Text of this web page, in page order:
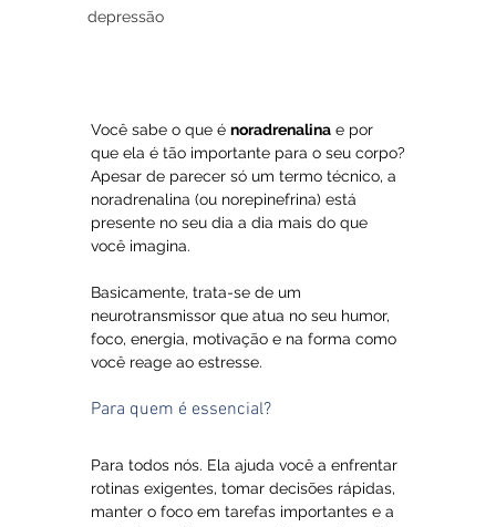
depressão
Você sabe o que é noradrenalina e por
que ela é tão importante para o seu corpo?
Apesar de parecer só um termo técnico, a
noradrenalina (ou norepinefrina) está
presente no seu dia a dia mais do que
você imagina.
Basicamente, trata-se de um
neurotransmissor que atua no seu humor,
foco, energia, motivação e na forma como
você reage ao estresse.
Para quem é essencial?
Para todos nós. Ela ajuda você a enfrentar
rotinas exigentes, tomar decisões rápidas,
manter o foco em tarefas importantes e a